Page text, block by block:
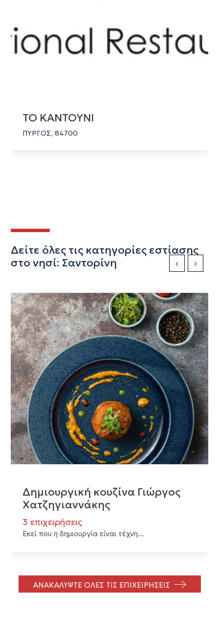
ΤΟ ΚΑΝΤΟΥΝΙ
ΠΥΡΓΟΣ, 84700
Δείτε όλες τις κατηγορίες εστίασης
στο νησί: Σαντορίνη
Δημιουργική κουζίνα Γιώργος
Χατζηγιαννάκης
3 επιχειρήσεις
Εκεί που η δημιουργία είναι τέχνη...
Previous Slide
Next
ΑΝΑΚΑΛΥΨΤΕ ΟΛΕΣ ΤΙΣ ΕΠΙΧΕΙΡΗΣΕΙΣ